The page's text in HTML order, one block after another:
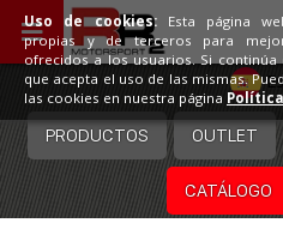
PRODUCTOS OUTLET
CATÁLOGO
Uso de cookies:Esta página
propias y de terceros para
ofrecidos a los usuarios. Si
que acepta el uso de las mismas.
las cookies en nuestra página